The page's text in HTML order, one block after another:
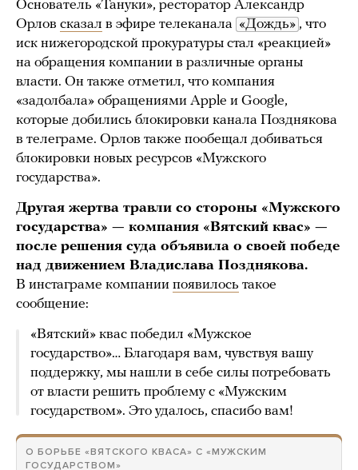
Основатель «Тануки», ресторатор Александр
Орлов сказал в эфире телеканала «Дождь» , что
иск нижегородской прокуратуры стал «реакцией»
на обращения компании в различные органы
власти. Он также отметил, что компания
«задолбала» обращениями Apple и Google,
которые добились блокировки канала Позднякова
в телеграме. Орлов также пообещал добиваться
блокировки новых ресурсов «Мужского
государства».
Другая жертва травли со стороны «Мужского
государства» — компания «Вятский квас» —
после решения суда объявила о своей победе
над движением Владислава Позднякова.
В инстаграме компании появилось такое
сообщение:
«Вятский» квас победил «Мужское
государство»… Благодаря вам, чувствуя вашу
поддержку, мы нашли в себе силы потребовать
от власти решить проблему с «Мужским
государством». Это удалось, спасибо вам!
О БОРЬБЕ «ВЯТСКОГО КВАСА» С «МУЖСКИМ
ГОСУДАРСТВОМ»